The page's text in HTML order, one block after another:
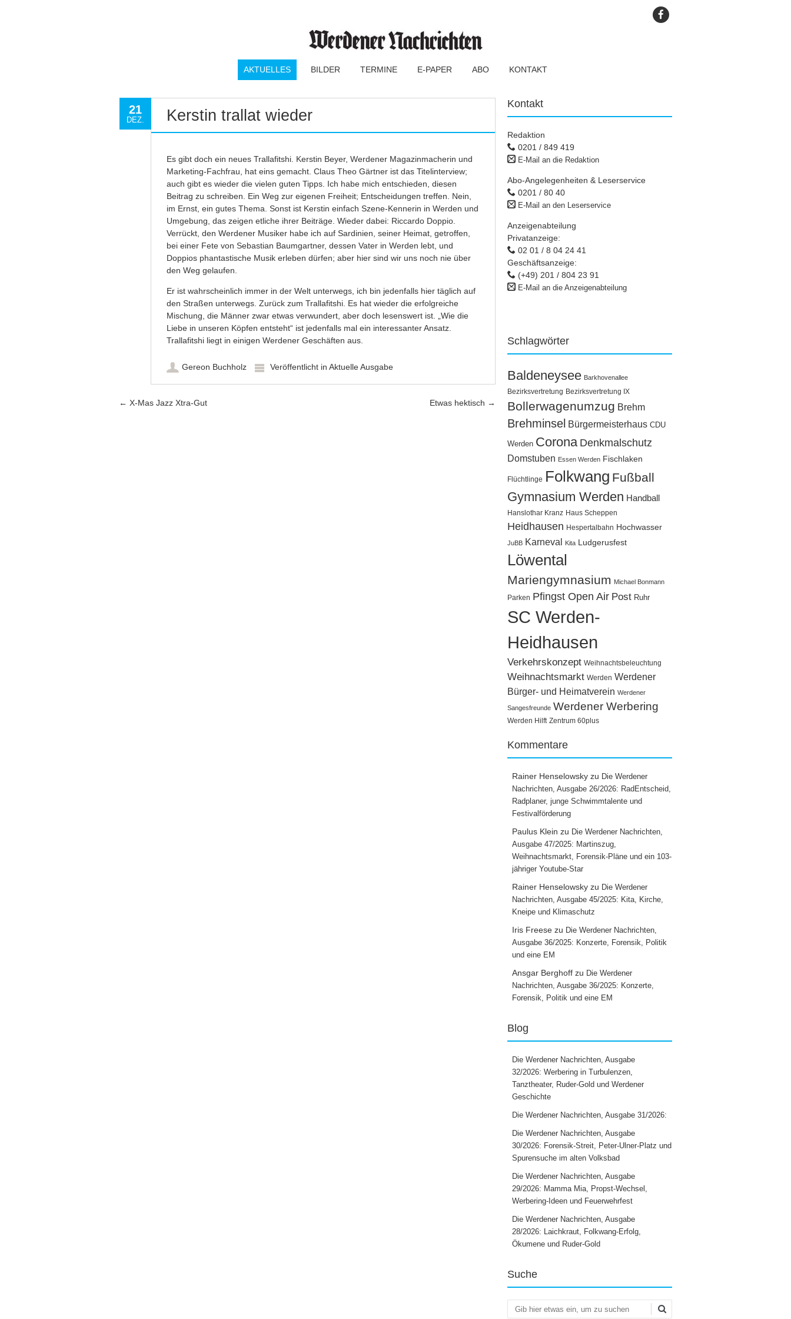
AKTUELLES BILDER TERMINE E-PAPER ABO KONTAKT
21
DEZ. Kerstin trallat wieder
Es gibt doch ein neues Trallafitshi. Kerstin Beyer, Werdener Magazinmacherin und
Marketing-Fachfrau, hat eins gemacht. Claus Theo Gärtner ist das Titelinterview;
auch gibt es wieder die vielen guten Tipps. Ich habe mich entschieden, diesen
Beitrag zu schreiben. Ein Weg zur eigenen Freiheit; Entscheidungen treffen. Nein,
im Ernst, ein gutes Thema. Sonst ist Kerstin einfach Szene-Kennerin in Werden und
Umgebung, das zeigen etliche ihrer Beiträge. Wieder dabei: Riccardo Doppio.
Verrückt, den Werdener Musiker habe ich auf Sardinien, seiner Heimat, getroffen,
bei einer Fete von Sebastian Baumgartner, dessen Vater in Werden lebt, und
Doppios phantastische Musik erleben dürfen; aber hier sind wir uns noch nie über
den Weg gelaufen.
Er ist wahrscheinlich immer in der Welt unterwegs, ich bin jedenfalls hier täglich auf
den Straßen unterwegs. Zurück zum Trallafitshi. Es hat wieder die erfolgreiche
Mischung, die Männer zwar etwas verwundert, aber doch lesenswert ist. „Wie die
Liebe in unseren Köpfen entsteht“ ist jedenfalls mal ein interessanter Ansatz.
Trallafitshi liegt in einigen Werdener Geschäften aus.
Gereon Buchholz Veröffentlicht in Aktuelle Ausgabe
Artikel-Navigation
← X-Mas Jazz Xtra-Gut Etwas hektisch →
Kontakt
Redaktion
0201 / 849 419
E-Mail an die Redaktion
Abo-Angelegenheiten & Leserservice
0201 / 80 40
E-Mail an den Leserservice
Anzeigenabteilung
Privatanzeige:
02 01 / 8 04 24 41
Geschäftsanzeige:
(+49) 201 / 804 23 91
E-Mail an die Anzeigenabteilung
Schlagwörter
Baldeneysee Barkhovenallee
Bezirksvertretung Bezirksvertretung IX
Bollerwagenumzug Brehm
Brehminsel Bürgermeisterhaus CDU
Werden Corona Denkmalschutz
Domstuben Essen Werden Fischlaken
Flüchtlinge Folkwang Fußball
Gymnasium Werden Handball
Hanslothar Kranz Haus Scheppen
Heidhausen Hespertalbahn Hochwasser
JuBB Karneval Kita Ludgerusfest
Löwental
Mariengymnasium Michael Bonmann
Parken Pfingst Open Air Post Ruhr
SC Werden-
Heidhausen
Verkehrskonzept Weihnachtsbeleuchtung
Weihnachtsmarkt Werden Werdener
Bürger- und Heimatverein Werdener
Sangesfreunde Werdener Werbering
Werden Hilft Zentrum 60plus
Kommentare
Rainer Henselowsky zu Die Werdener
Nachrichten, Ausgabe 26/2026: RadEntscheid,
Radplaner, junge Schwimmtalente und
Festivalförderung
Paulus Klein zu Die Werdener Nachrichten,
Ausgabe 47/2025: Martinszug,
Weihnachtsmarkt, Forensik-Pläne und ein 103-
jähriger Youtube-Star
Rainer Henselowsky zu Die Werdener
Nachrichten, Ausgabe 45/2025: Kita, Kirche,
Kneipe und Klimaschutz
Iris Freese zu Die Werdener Nachrichten,
Ausgabe 36/2025: Konzerte, Forensik, Politik
und eine EM
Ansgar Berghoff zu Die Werdener
Nachrichten, Ausgabe 36/2025: Konzerte,
Forensik, Politik und eine EM
Blog
Die Werdener Nachrichten, Ausgabe
32/2026: Werbering in Turbulenzen,
Tanztheater, Ruder-Gold und Werdener
Geschichte
Die Werdener Nachrichten, Ausgabe 31/2026:
Die Werdener Nachrichten, Ausgabe
30/2026: Forensik-Streit, Peter-Ulner-Platz und
Spurensuche im alten Volksbad
Die Werdener Nachrichten, Ausgabe
29/2026: Mamma Mia, Propst-Wechsel,
Werbering-Ideen und Feuerwehrfest
Die Werdener Nachrichten, Ausgabe
28/2026: Laichkraut, Folkwang-Erfolg,
Ökumene und Ruder-Gold
Suche
Suchen